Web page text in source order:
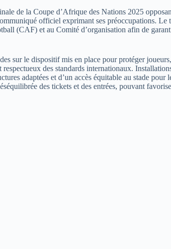
de la Coupe d’Afrique des Nations 2025
officiel exprimant ses préoccupations. Le
(CAF) et au Comité d’organisation afin de
sur le dispositif mis en place pour protéger
respectueux des standards internationaux.
adaptées et d’un accès équitable au stade pour
des tickets et des entrées, pouvant